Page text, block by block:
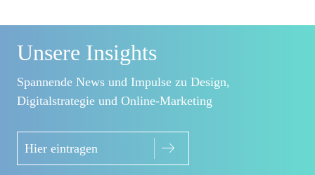
Unsere Insights
Spannende News und Impulse zu Design,
Digitalstrategie und Online-Marketing
Hier eintragen